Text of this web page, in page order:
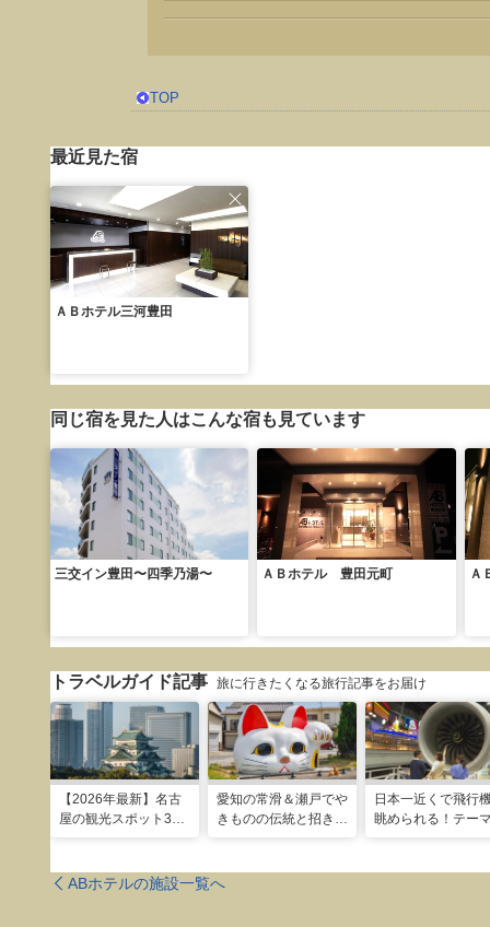
TOP
最近見た宿
ＡＢホテル三河豊田
同じ宿を見た人はこんな宿も見ています
三交イン豊田〜四季乃湯〜 ＡＢホテル 豊田元町 Ａ
トラベルガイド記事 旅に行きたくなる旅行記事をお届け
【2026年最新】名古
屋の観光スポット34
設や絶景スポットまで
愛知の常滑＆瀬戸でや
きものの伝統と招き猫
日本一近くで飛行
眺められる！テー
ABホテルの施設一覧へ